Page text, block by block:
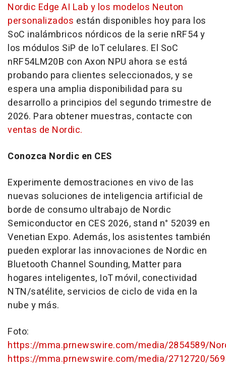
Nordic Edge AI Lab y los modelos Neuton
personalizados están disponibles hoy para los
SoC inalámbricos nórdicos de la serie nRF54 y
los módulos SiP de IoT celulares. El SoC
nRF54LM20B con Axon NPU ahora se está
probando para clientes seleccionados, y se
espera una amplia disponibilidad para su
desarrollo a principios del segundo trimestre de
2026. Para obtener muestras, contacte con
ventas de Nordic.
Conozca Nordic en CES
Experimente demostraciones en vivo de las
nuevas soluciones de inteligencia artificial de
borde de consumo ultrabajo de Nordic
Semiconductor en CES 2026, stand n° 52039 en
Venetian Expo. Además, los asistentes también
pueden explorar las innovaciones de Nordic en
Bluetooth Channel Sounding, Matter para
hogares inteligentes, IoT móvil, conectividad
NTN/satélite, servicios de ciclo de vida en la
nube y más.
Foto:
https://mma.prnewswire.com/media/2854589/
https://mma.prnewswire.com/media/2712720/